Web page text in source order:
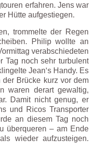
erfahren. Jens war
Hütte aufgestiegen.
trommelte der Regen
Philip wollte an
verabschiedeten
Tag noch sehr turbulent
Jean‘s Handy. Es
Brücke kurz vor dem
waren derart gewaltig,
Damit nicht genug, er
und Ricos Transporter
an diesem Tag noch
überqueren – am Ende
wieder aufzusteigen.